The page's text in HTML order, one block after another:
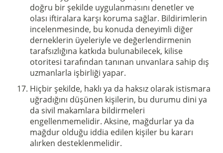
doğru bir şekilde uygulanmasını denetler ve
olası iftiralara karşı koruma sağlar. Bildirimlerin
incelenmesinde, bu konuda deneyimli diğer
derneklerin üyeleriyle ve değerlendirmenin
tarafsızlığına katkıda bulunabilecek, kilise
otoritesi tarafından tanınan unvanlara sahip dış
uzmanlarla işbirliği yapar.
Hiçbir şekilde, haklı ya da haksız olarak istismara
uğradığını düşünen kişilerin, bu durumu dini ya
da sivil makamlara bildirmeleri
engellenmemelidir. Aksine, mağdurlar ya da
mağdur olduğu iddia edilen kişiler bu kararı
alırken desteklenmelidir.